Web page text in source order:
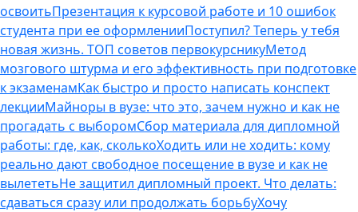
освоитьПрезентация к курсовой работе и 10 ошибок
студента при ее оформленииПоступил? Теперь у тебя
новая жизнь. ТОП советов первокурсникуМетод
мозгового штурма и его эффективность при подготовке
к экзаменамКак быстро и просто написать конспект
лекцииМайноры в вузе: что это, зачем нужно и как не
прогадать с выборомСбор материала для дипломной
работы: где, как, сколькоХодить или не ходить: кому
реально дают свободное посещение в вузе и как не
вылететьНе защитил дипломный проект. Что делать:
сдаваться сразу или продолжать борьбуХочу